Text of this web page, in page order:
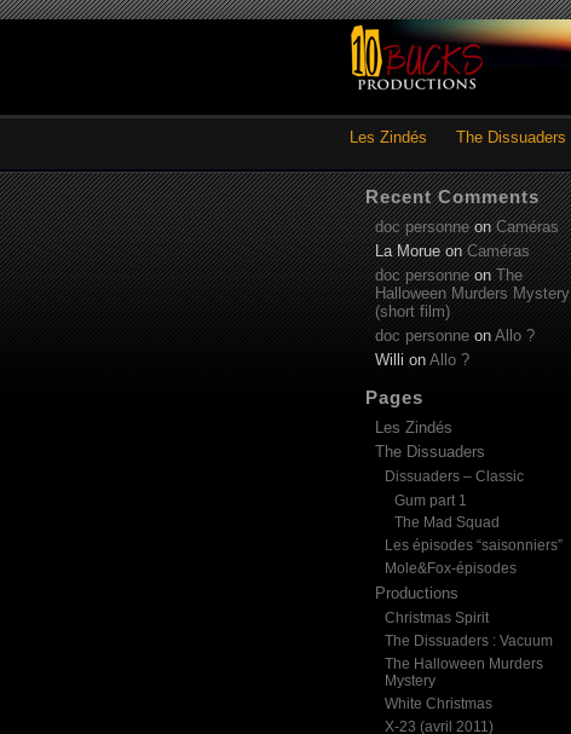
Les Zindés The Dissuaders
Recent Comments
doc personneonCaméras
La MorueonCaméras
doc personneonThe
Halloween Murders Mystery
(short film)
doc personne on Allo ?
Willi on Allo ?
Pages
Les Zindés
The Dissuaders
Dissuaders – Classic
Gum part 1
The Mad Squad
Les épisodes “saisonniers”
Mole&Fox-épisodes
Productions
Christmas Spirit
The Dissuaders : Vacuum
The Halloween Murders
Mystery
White Christmas
X-23 (avril 2011)